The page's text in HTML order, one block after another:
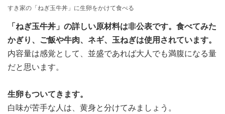
すき家の「ねぎ玉牛丼」に生卵をかけて食べる
「ねぎ玉牛丼」の詳しい原材料は非公表です。食べてみた
かぎり、ご飯や牛肉、ネギ、玉ねぎは使用されています。
内容量は感覚として、並盛であれば大人でも満腹になる量
だと思います。
生卵もついてきます。
白味が苦手な人は、黄身と分けてみましょう。